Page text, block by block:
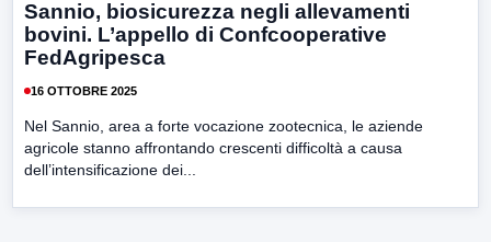
Sannio, biosicurezza negli allevamenti
bovini. L’appello di Confcooperative
FedAgripesca
16 OTTOBRE 2025
Nel Sannio, area a forte vocazione zootecnica, le aziende
agricole stanno affrontando crescenti difficoltà a causa
dell’intensificazione dei...